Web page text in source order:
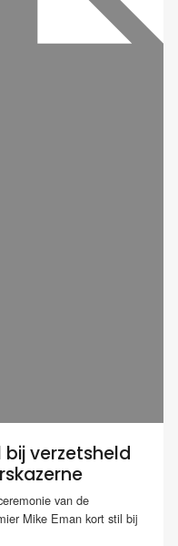
verzetsheld
van de
Mike Eman kort stil bij